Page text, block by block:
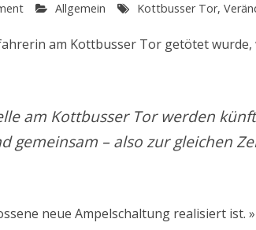
Allgemein Kottbusser Tor,
am Kottbusser Tor getötet
am Kottbusser Tor werden
gemeinsam – also zur gleichen
neue Ampelschaltung realisiert ist.